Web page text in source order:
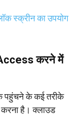
स्क्रीन का उपयोग
करने में
पहुंचने के कई तरीके
करना है। क्लाउड